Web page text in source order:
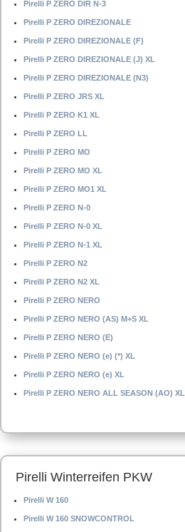
Pirelli P ZERO DIR N-3
Pirelli P ZERO DIREZIONALE
Pirelli P ZERO DIREZIONALE (F)
Pirelli P ZERO DIREZIONALE (J) XL
Pirelli P ZERO DIREZIONALE (N3)
Pirelli P ZERO JRS XL
Pirelli P ZERO K1 XL
Pirelli P ZERO LL
Pirelli P ZERO MO
Pirelli P ZERO MO XL
Pirelli P ZERO MO1 XL
Pirelli P ZERO N-0
Pirelli P ZERO N-0 XL
Pirelli P ZERO N-1 XL
Pirelli P ZERO N2
Pirelli P ZERO N2 XL
Pirelli P ZERO NERO
Pirelli P ZERO NERO (AS) M+S XL
Pirelli P ZERO NERO (E)
Pirelli P ZERO NERO (e) (*) XL
Pirelli P ZERO NERO (e) XL
Pirelli P ZERO NERO ALL SEASON (AO) XL
Pirelli Winterreifen PKW
Pirelli W 160
Pirelli W 160 SNOWCONTROL